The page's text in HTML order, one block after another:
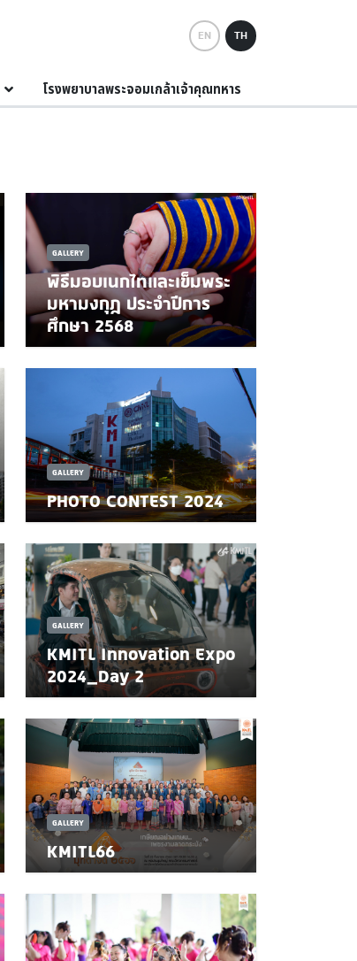
EN TH
โรงพยาบาลพระจอมเกล้าเจ้าคุณทหาร
GALLERY
พิธีมอบเนกไทและเข็มพระ
มหามงกุฎ ประจำปีการ
ศึกษา 2568
GALLERY
PHOTO CONTEST 2024
GALLERY
KMITL Innovation Expo
2024_Day 2
GALLERY
KMITL66